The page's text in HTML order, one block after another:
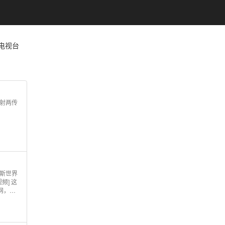
视台
两传
世界
频] 这
打